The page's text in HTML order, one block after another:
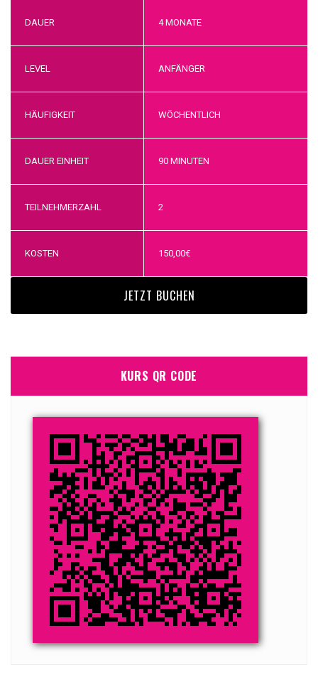
DAUER 4 MONATE
LEVEL ANFÄNGER
HÄUFIGKEIT WÖCHENTLICH
DAUER EINHEIT 90 MINUTEN
TEILNEHMERZAHL 2
KOSTEN 150,00€
JETZT BUCHEN
KURS QR CODE